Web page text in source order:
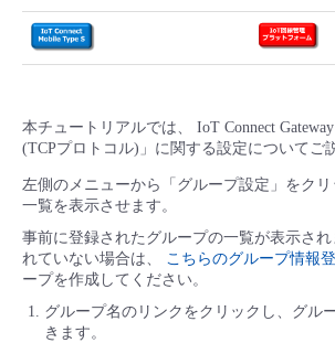
サポート
すべてのメニューを見る
モニタリング/監査
管理機能
すべてのメニューを見る
ネットワーク
モニタリング/監査
サポート
すべてのメニューを見る
■ セットアップガイド
- 新規お申し込み方法
- 初期設定・確認
- ユーザー機能の管理
- 登録情報の管理
- セキュリティ・監査
- マルチクラウド利用
- リモートワーク
サービス稼働状況
メンテナンス予定
定期メンテナンス
販売パートナー向けプログラム
脱炭素化
本チュートリアルでは、 IoT Connect
(TCPプロトコル)」に関する設定についてご
左側のメニューから「グループ設定」をク
一覧を表示させます。
事前に登録されたグループの一覧が表示さ
れていない場合は、 こちらのグループ情報
ープを作成してください。
グループ名のリンクをクリックし、グル
きます。